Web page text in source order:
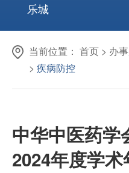
乐城
当前位置： 首页 > 办
> 疾病防控
中华中医药学
2024年度学